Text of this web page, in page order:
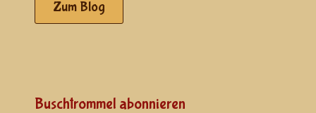
Zum Blog
Buschtrommel abonnieren